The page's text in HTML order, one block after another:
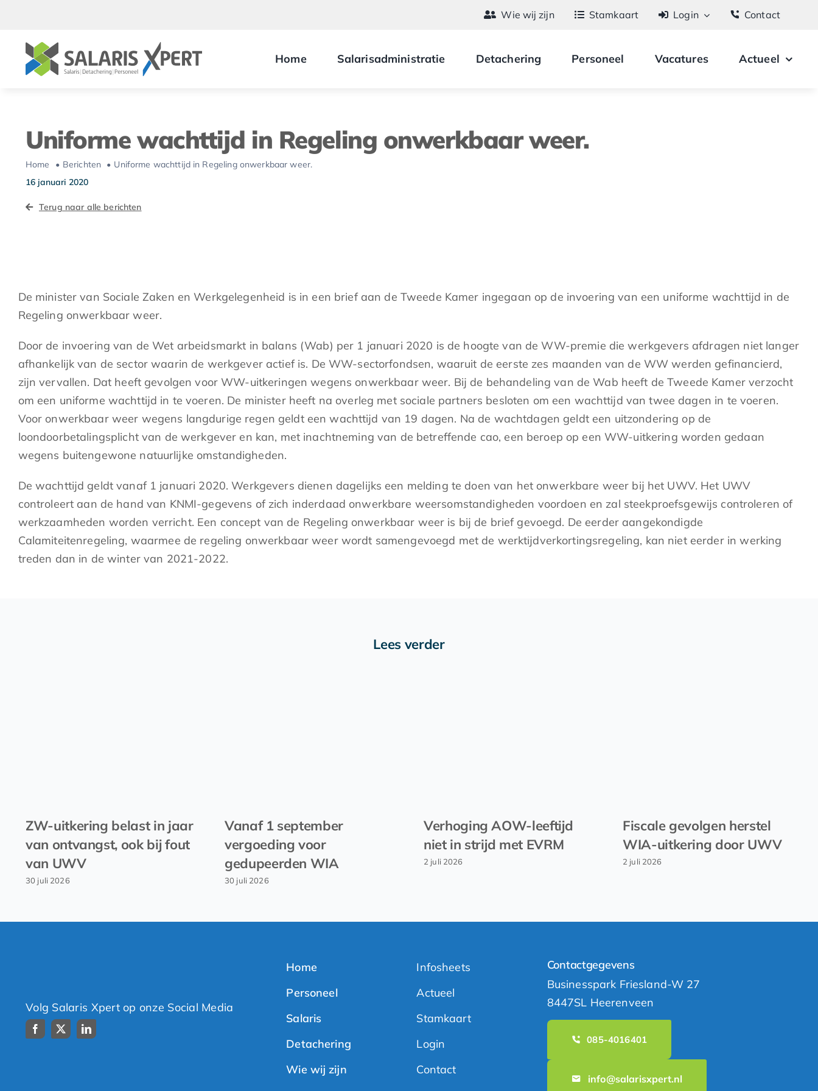
inhoud
Wie wij zijn Stamkaart Login Contact
Home Salarisadministratie Detachering Personeel Vacatures Actueel
Uniforme wachttijd in Regeling onwerkbaar weer.
Home Berichten
Uniforme wachttijd in Regeling onwerkbaar weer.
16 januari 2020
Terug naar alle berichten
De minister van Sociale Zaken en Werkgelegenheid is in een brief aan de Tweede Kamer ingegaan op de invoering van een uniforme wachttijd in de
Regeling onwerkbaar weer.
Door de invoering van de Wet arbeidsmarkt in balans (Wab) per 1 januari 2020 is de hoogte van de WW-premie die werkgevers afdragen niet langer
afhankelijk van de sector waarin de werkgever actief is. De WW-sectorfondsen, waaruit de eerste zes maanden van de WW werden gefinancierd,
zijn vervallen. Dat heeft gevolgen voor WW-uitkeringen wegens onwerkbaar weer. Bij de behandeling van de Wab heeft de Tweede Kamer verzocht
om een uniforme wachttijd in te voeren. De minister heeft na overleg met sociale partners besloten om een wachttijd van twee dagen in te voeren.
Voor onwerkbaar weer wegens langdurige regen geldt een wachttijd van 19 dagen. Na de wachtdagen geldt een uitzondering op de
loondoorbetalingsplicht van de werkgever en kan, met inachtneming van de betreffende cao, een beroep op een WW-uitkering worden gedaan
wegens buitengewone natuurlijke omstandigheden.
De wachttijd geldt vanaf 1 januari 2020. Werkgevers dienen dagelijks een melding te doen van het onwerkbare weer bij het UWV. Het UWV
controleert aan de hand van KNMI-gegevens of zich inderdaad onwerkbare weersomstandigheden voordoen en zal steekproefsgewijs controleren of
werkzaamheden worden verricht. Een concept van de Regeling onwerkbaar weer is bij de brief gevoegd. De eerder aangekondigde
Calamiteitenregeling, waarmee de regeling onwerkbaar weer wordt samengevoegd met de werktijdverkortingsregeling, kan niet eerder in werking
treden dan in de winter van 2021-2022.
Lees verder
ZW-uitkering belast in jaar
van ontvangst, ook bij fout
van UWV
30 juli 2026
Vanaf 1 september
vergoeding voor
gedupeerden WIA
30 juli 2026
Verhoging AOW-leeftijd
niet in strijd met EVRM
2 juli 2026
Fiscale gevolgen herstel
WIA-uitkering door UWV
2 juli 2026
Volg Salaris Xpert op onze Social Media
Home
Personeel
Salaris
Detachering
Wie wij zijn
Infosheets
Actueel
Stamkaart
Login
Contact
Contactgegevens
Businesspark Friesland-W 27
8447SL Heerenveen
085-4016401
info@salarisxpert.nl